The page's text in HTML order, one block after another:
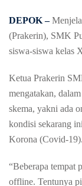
DEPOK –
(Prakerin), SMK
siswa-siswa kelas
Ketua Prakerin
mengatakan,
skema, yakni ada
kondisi sekarang
Korona (Covid-19).
“Beberapa tempat
offline. Tentunya